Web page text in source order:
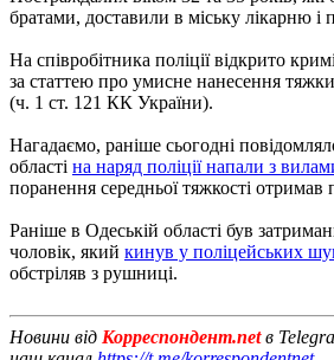
братами, доставили в міську лікарню і
На співробітника поліції відкрито
за статтею про умисне нанесення
(ч. 1 ст. 121 КК України).
Нагадаємо, раніше сьогодні
області на наряд поліції напали з
поранення середньої тяжкості отримав
Раніше в Одеській області був
чоловік, який кинув у поліцейських
обстріляв з рушниці.
Новини від Корреспондент.netв